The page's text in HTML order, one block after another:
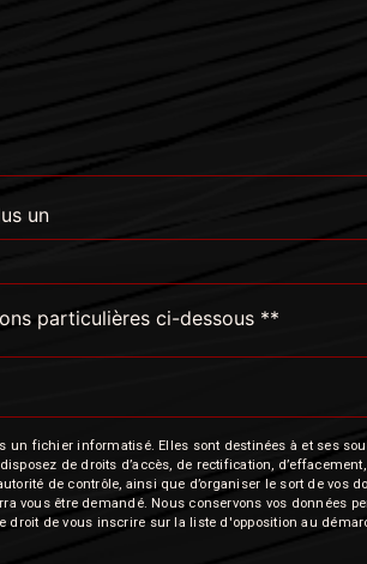
un
particulières ci-dessous **
fichier informatisé. Elles sont destinées à et ses
de droits d’accès, de rectification,
de contrôle, ainsi que d’organiser le sort de vos
vous être demandé. Nous conservons vos données
de vous inscrire sur la liste d'opposition au